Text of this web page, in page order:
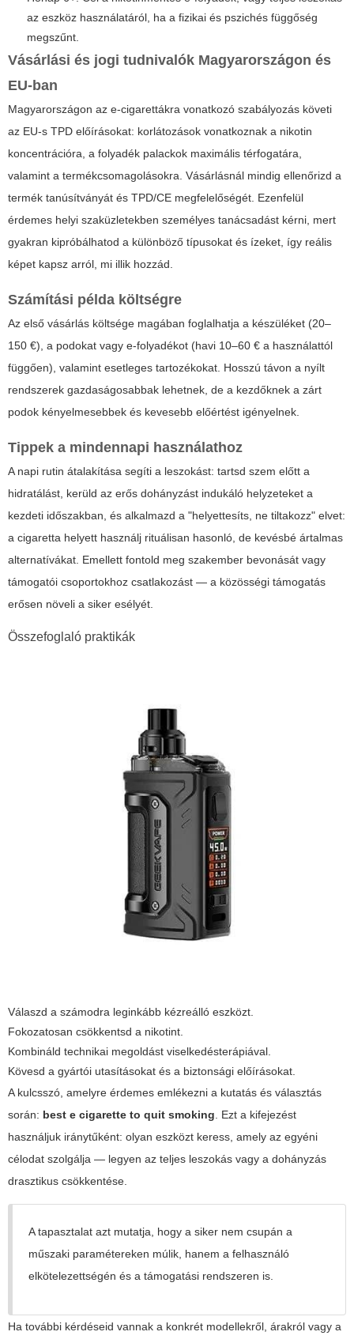
az eszköz használatáról, ha a fizikai és pszichés függőség
megszűnt.
Vásárlási és jogi tudnivalók Magyarországon és
EU-ban
Magyarországon az e-cigarettákra vonatkozó szabályozás követi
az EU-s TPD előírásokat: korlátozások vonatkoznak a nikotin
koncentrációra, a folyadék palackok maximális térfogatára,
valamint a termékcsomagolásokra. Vásárlásnál mindig ellenőrizd a
termék tanúsítványát és TPD/CE megfelelőségét. Ezenfelül
érdemes helyi szaküzletekben személyes tanácsadást kérni, mert
gyakran kipróbálhatod a különböző típusokat és ízeket, így reális
képet kapsz arról, mi illik hozzád.
Számítási példa költségre
Az első vásárlás költsége magában foglalhatja a készüléket (20–
150 €), a podokat vagy e-folyadékot (havi 10–60 € a használattól
függően), valamint esetleges tartozékokat. Hosszú távon a nyílt
rendszerek gazdaságosabbak lehetnek, de a kezdőknek a zárt
podok kényelmesebbek és kevesebb előértést igényelnek.
Tippek a mindennapi használathoz
A napi rutin átalakítása segíti a leszokást: tartsd szem előtt a
hidratálást, kerüld az erős dohányzást indukáló helyzeteket a
kezdeti időszakban, és alkalmazd a "helyettesíts, ne tiltakozz" elvet:
a cigaretta helyett használj rituálisan hasonló, de kevésbé ártalmas
alternatívákat. Emellett fontold meg szakember bevonását vagy
támogatói csoportokhoz csatlakozást — a közösségi támogatás
erősen növeli a siker esélyét.
Összefoglaló praktikák
Válaszd a számodra leginkább kézreálló eszközt.
Fokozatosan csökkentsd a nikotint.
Kombináld technikai megoldást viselkedésterápiával.
Kövesd a gyártói utasításokat és a biztonsági előírásokat.
A kulcsszó, amelyre érdemes emlékezni a kutatás és választás
során: best e cigarette to quit smoking. Ezt a kifejezést
használjuk iránytűként: olyan eszközt keress, amely az egyéni
célodat szolgálja — legyen az teljes leszokás vagy a dohányzás
drasztikus csökkentése.
A tapasztalat azt mutatja, hogy a siker nem csupán a
műszaki paramétereken múlik, hanem a felhasználó
elkötelezettségén és a támogatási rendszeren is.
Ha további kérdéseid vannak a konkrét modellekről, árakról vagy a